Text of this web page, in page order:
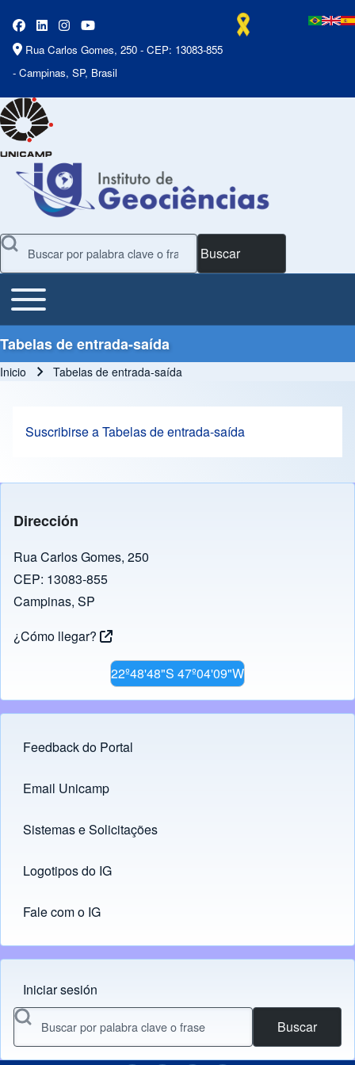
Rua Carlos Gomes, 250 - CEP: 13083-855
- Campinas, SP, Brasil
Buscar
Main Menu
Toggle main menu
Tabelas de entrada-saída
Inicio Tabelas de entrada-saída
Suscribirse a Tabelas de entrada-saída
Dirección
Rua Carlos Gomes, 250
CEP: 13083-855
Campinas, SP
¿Cómo llegar?
22º48'48"S 47º04'09"W
Footer menu
Feedback do Portal
Links
Email Unicamp
(opens in new tab)
Sistemas e Solicitações
(opens in new tab)
Logotipos do IG
(opens in new tab)
Fale com o IG
Menu do usuário
Iniciar sesión
Buscar